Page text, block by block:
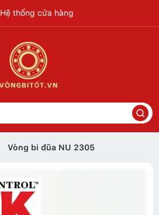
Hệ thống cửa hàng
Vòng bi đũa NU 2305